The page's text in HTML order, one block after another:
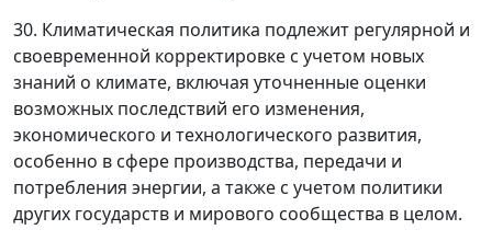
30. Климатическая политика подлежит регулярной и
своевременной корректировке с учетом новых
знаний о климате, включая уточненные оценки
возможных последствий его изменения,
экономического и технологического развития,
особенно в сфере производства, передачи и
потребления энергии, а также с учетом политики
других государств и мирового сообщества в целом.